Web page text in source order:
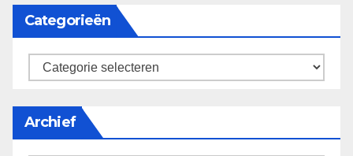
Categorieën
categorieën
Archief